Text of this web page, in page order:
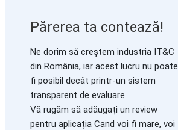
Părerea ta contează!
Ne dorim să creștem industria IT&C
din România, iar acest lucru nu poate
fi posibil decât printr-un sistem
transparent de evaluare.
Vă rugăm să adăugați un review
pentru aplicația Cand voi fi mare, voi